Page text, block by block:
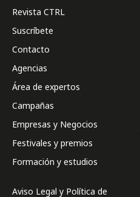
Revista CTRL
Suscríbete
Contacto
Agencias
Área de expertos
Campañas
Empresas y Negocios
Festivales y premios
Formación y estudios
Aviso Legal y Política de